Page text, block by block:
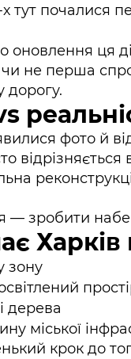
х тут почалися
оновлення ця
не перша
дорогу.
фото й
— зробити
Харків
зону
дерева
міської
крок до